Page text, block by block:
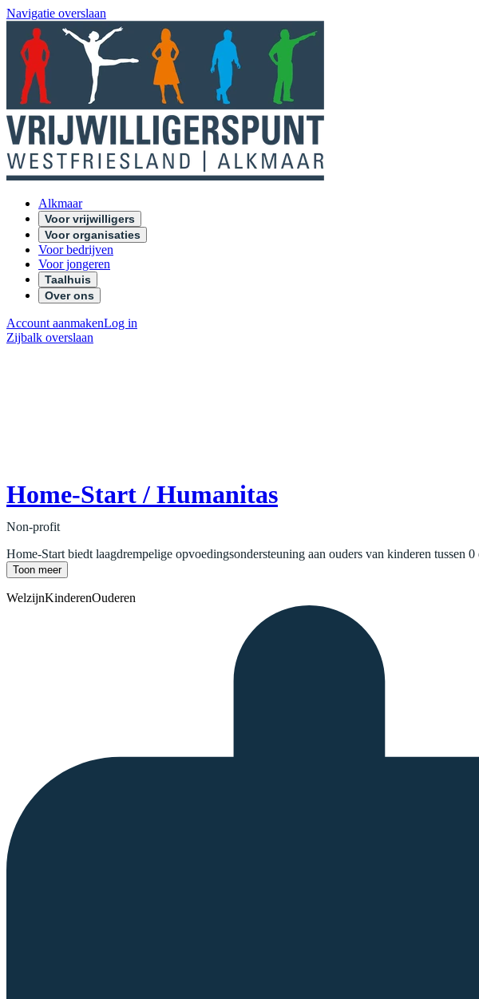
Navigatie overslaan
Alkmaar
Voor vrijwilligers
Voor organisaties
Voor bedrijven
Voor jongeren
Taalhuis
Over ons
Account aanmakenLog in
Zijbalk overslaan
Home-Start / Humanitas
Non-profit
Home-Start biedt laagdrempelige opvoedingsondersteuning aan ouders van kinderen
Toon meer
WelzijnKinderenOuderen